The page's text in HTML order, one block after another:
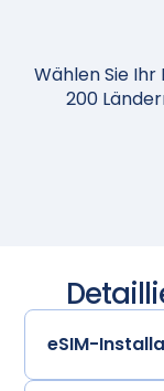
Wählen Sie
200
eSIM-